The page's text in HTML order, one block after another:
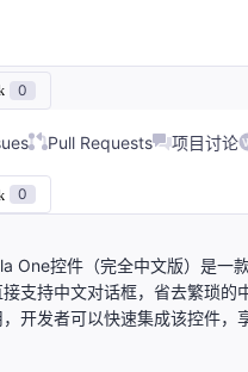
0
Pull Requests 项目讨论
0
One控件（完全中文版）是一
支持中文对话框，省去繁琐
开发者可以快速集成该控件